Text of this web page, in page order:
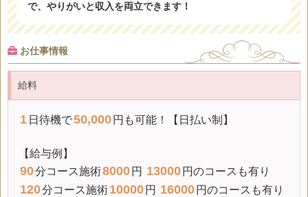
で、やりがいと収入を両立できます！
お仕事情報
給料
1 日待機で50,000 円も可能！【日払い制】
【給与例】
90分コース施術8000 円 13000 円のコースも有り
120分コース施術10000 円 16000 円のコースも有り